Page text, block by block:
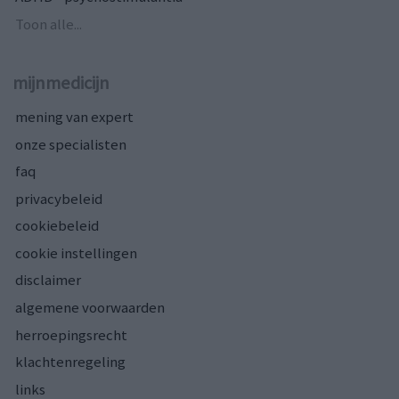
Toon alle...
mijnmedicijn
mening van expert
onze specialisten
faq
privacybeleid
cookiebeleid
cookie instellingen
disclaimer
algemene voorwaarden
herroepingsrecht
klachtenregeling
links